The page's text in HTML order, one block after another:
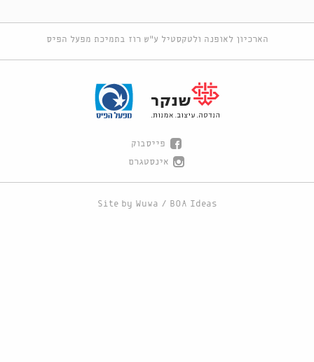
הארכיון לאופנה ולטקסטיל ע"ש רוז בתמיכת מפעל הפיס
פייסבוק
אינסטגרם
Site by Wuwa / BOA Ideas